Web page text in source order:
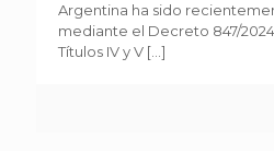
Argentina ha sido
mediante el Decreto 847/
Títulos IV y V […]